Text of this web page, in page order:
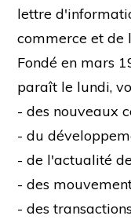
lettre
commerce et de
Fondé en mars
paraît le lundi,
- des nouveaux
- du
- de l'actualité
- des
- des